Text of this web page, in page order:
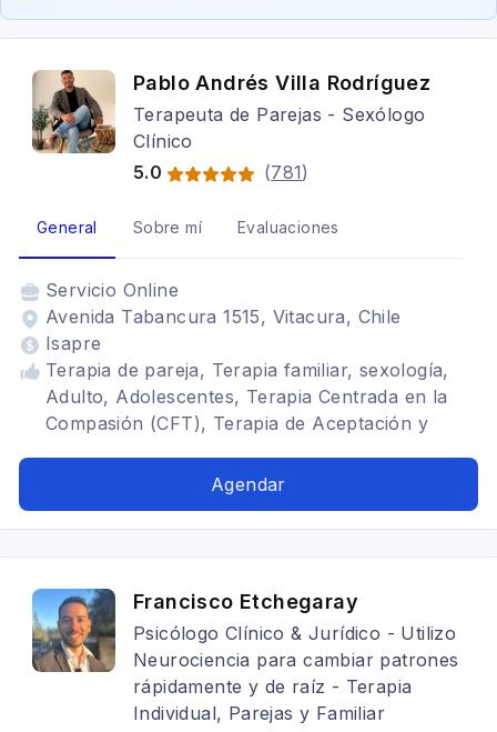
Pablo Andrés Villa Rodríguez
Terapeuta de Parejas - Sexólogo
Clínico
5.0
(781)
General Sobre mí Evaluaciones
Servicio Online
Avenida Tabancura 1515, Vitacura, Chile
Isapre
Terapia de pareja, Terapia familiar, sexología,
Adulto, Adolescentes, Terapia Centrada en la
Compasión (CFT), Terapia de Aceptación y
Depresión, Tratamientos para fobia social,
Psicooncología, Terapia para la ansiedad,
Mindfulness, Estrés postraumático
Agendar
Francisco Etchegaray
Psicólogo Clínico & Jurídico - Utilizo
Neurociencia para cambiar patrones
rápidamente y de raíz - Terapia
Individual, Parejas y Familiar